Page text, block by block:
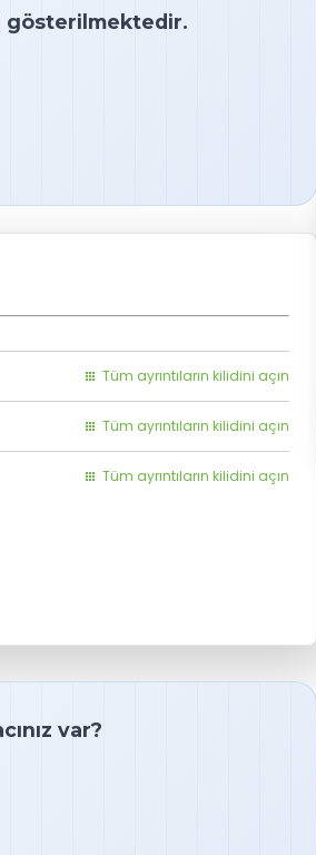
gösterilmektedir.
Tüm ayrıntıların kilidini açın
Tüm ayrıntıların kilidini açın
Tüm ayrıntıların kilidini açın
var?